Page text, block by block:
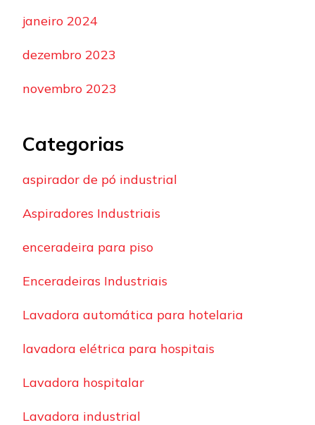
janeiro 2024
dezembro 2023
novembro 2023
Categorias
aspirador de pó industrial
Aspiradores Industriais
enceradeira para piso
Enceradeiras Industriais
Lavadora automática para hotelaria
lavadora elétrica para hospitais
Lavadora hospitalar
Lavadora industrial